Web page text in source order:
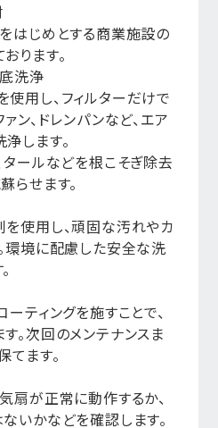
はじめとする商業施設の
ります。
洗浄
用し、フィルターだけで
ン、ドレンパンなど、エア
します。
タールなどを根こそぎ除去
らせます。
使用し、頑固な汚れやカ
環境に配慮した安全な洗
ティングを施すことで、
。次回のメンテナンスま
てます。
扇が正常に動作するか、
いかなどを確認します。